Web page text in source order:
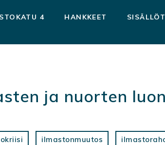
4 HANKKEET SISÄLLÖT
ja nuorten
ilmastonmuutos